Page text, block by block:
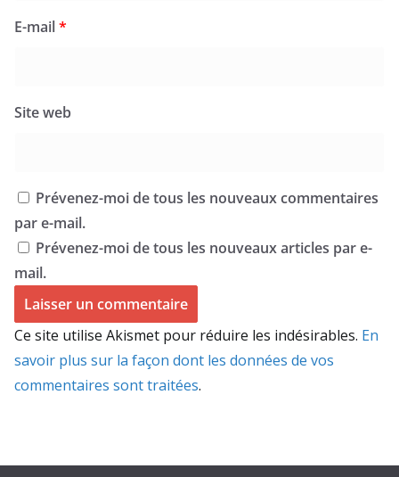
E-mail*
Site web
Prévenez-moi de tous les nouveaux commentaires
par e-mail.
Prévenez-moi de tous les nouveaux articles par e-
mail.
Ce site utilise Akismet pour réduire les indésirables. En
savoir plus sur la façon dont les données de vos
commentaires sont traitées.